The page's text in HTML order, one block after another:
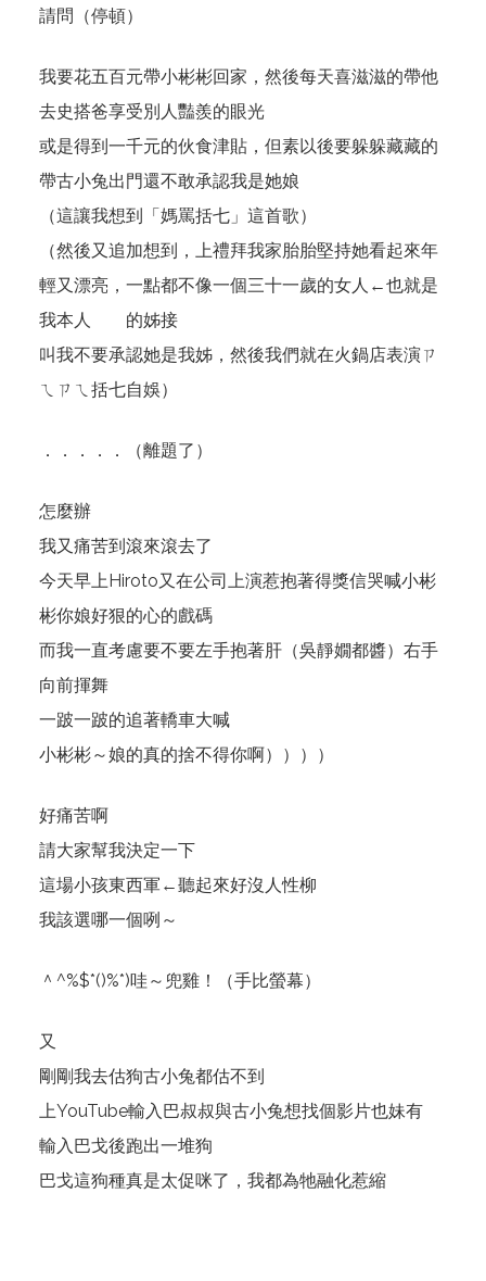
請問（停頓）
我要花五百元帶小彬彬回家，然後每天喜滋滋的帶他
去史搭爸享受別人豔羨的眼光
或是得到一千元的伙食津貼，但素以後要躲躲藏藏的
帶古小兔出門還不敢承認我是她娘
（這讓我想到「媽罵括七」這首歌）
（然後又追加想到，上禮拜我家胎胎堅持她看起來年
輕又漂亮，一點都不像一個三十一歲的女人←也就是
我本人 的姊接
叫我不要承認她是我姊，然後我們就在火鍋店表演ㄗ
ㄟㄗㄟ括七自娛）
．．．．．（離題了）
怎麼辦
我又痛苦到滾來滾去了
今天早上Hiroto又在公司上演惹抱著得獎信哭喊小彬
彬你娘好狠的心的戲碼
而我一直考慮要不要左手抱著肝（吳靜嫺都醬）右手
向前揮舞
一跛一跛的追著轎車大喊
小彬彬～娘的真的捨不得你啊））））
好痛苦啊
請大家幫我決定一下
這場小孩東西軍←聽起來好沒人性柳
我該選哪一個咧～
＾^%$*()%*)哇～兜雞！（手比螢幕）
又
剛剛我去估狗古小兔都估不到
上YouTube輸入巴叔叔與古小兔想找個影片也妹有
輸入巴戈後跑出一堆狗
巴戈這狗種真是太促咪了，我都為牠融化惹縮